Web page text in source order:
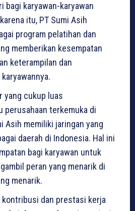
bagi karyawan-karyawan
itu, PT Sumi Asih
program pelatihan dan
memberikan kesempatan
keterampilan dan
yang cukup luas
perusahaan terkemuka di
Asih memiliki jaringan yang
daerah di Indonesia. Hal ini
bagi karyawan untuk
peran yang menarik di
menarik.
kontribusi dan prestasi kerja